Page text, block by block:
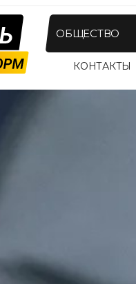
ОБЩЕСТВО
КОНТАКТЫ